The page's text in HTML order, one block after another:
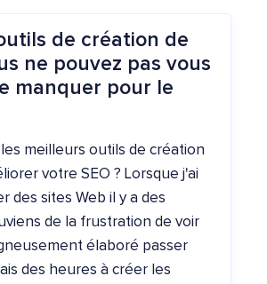
de création de
ne pouvez pas vous
manquer pour le
meilleurs outils de création
votre SEO ? Lorsque j'ai
des sites Web il y a des
de la frustration de voir
élaboré passer
des heures à créer les